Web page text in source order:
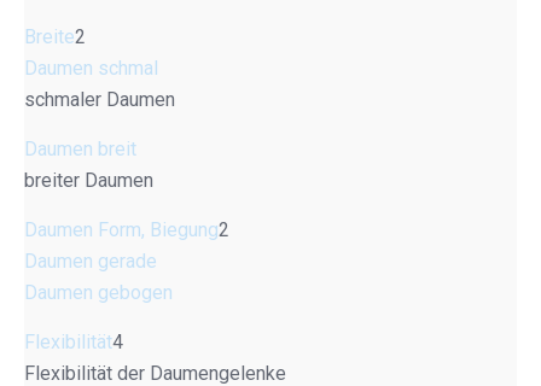
Breite2
Daumen schmal
schmaler Daumen
Daumen breit
breiter Daumen
Daumen Form, Biegung2
Daumen gerade
Daumen gebogen
Flexibilität4
Flexibilität der Daumengelenke